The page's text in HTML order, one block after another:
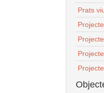
Prats